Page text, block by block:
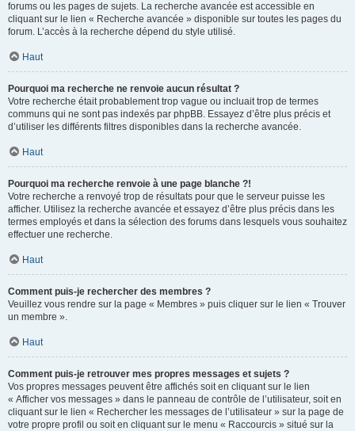
forums ou les pages de sujets. La recherche avancée est accessible en
cliquant sur le lien « Recherche avancée » disponible sur toutes les pages du
forum. L’accès à la recherche dépend du style utilisé.
Haut
Pourquoi ma recherche ne renvoie aucun résultat ?
Votre recherche était probablement trop vague ou incluait trop de termes
communs qui ne sont pas indexés par phpBB. Essayez d’être plus précis et
d’utiliser les différents filtres disponibles dans la recherche avancée.
Haut
Pourquoi ma recherche renvoie à une page blanche ?!
Votre recherche a renvoyé trop de résultats pour que le serveur puisse les
afficher. Utilisez la recherche avancée et essayez d’être plus précis dans les
termes employés et dans la sélection des forums dans lesquels vous souhaitez
effectuer une recherche.
Haut
Comment puis-je rechercher des membres ?
Veuillez vous rendre sur la page « Membres » puis cliquer sur le lien « Trouver
un membre ».
Haut
Comment puis-je retrouver mes propres messages et sujets ?
Vos propres messages peuvent être affichés soit en cliquant sur le lien
« Afficher vos messages » dans le panneau de contrôle de l’utilisateur, soit en
cliquant sur le lien « Rechercher les messages de l’utilisateur » sur la page de
votre propre profil ou soit en cliquant sur le menu « Raccourcis » situé sur la